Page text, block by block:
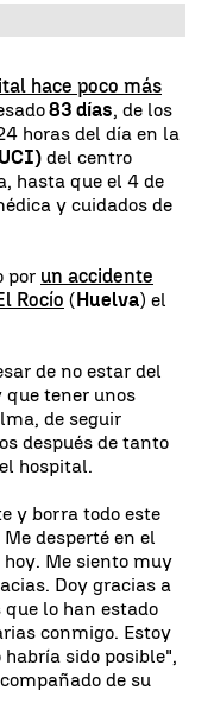
hace poco más
83 días, de los
horas del día en la
del centro
hasta que el 4 de
y cuidados de
por un accidente
Rocío (Huelva) el
de no estar del
tener unos
de seguir
después de tanto
hospital.
y borra todo este
desperté en el
Me siento muy
Doy gracias a
lo han estado
conmigo. Estoy
sido posible",
de su